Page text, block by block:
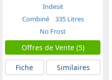
Indesit
Combiné
335 Litres
No Frost
Offres de Vente (5)
Fiche
Similaires